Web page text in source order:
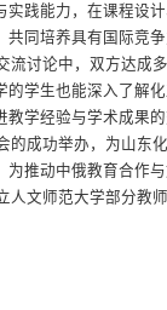
实践能力，在课程设
共同培养具有国际竞争
流讨论中，双方达成多
的学生也能深入了解
教学经验与学术成果的
的成功举办，为山东
为推动中俄教育合作
人文师范大学部分教